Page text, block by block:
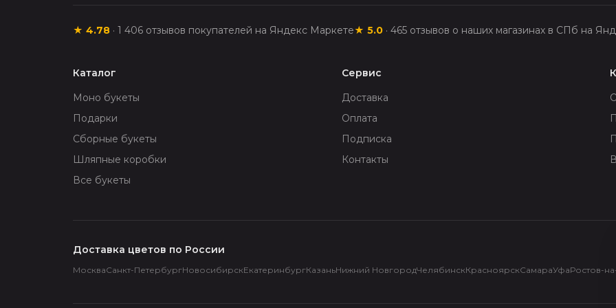
★ 4.78 · 1 406 отзывов покупателей на Яндекс Маркете★ 5.0 · 465 отзывов о наших магазинах в СПб на
Каталог
Моно букеты
Подарки
Сборные букеты
Шляпные коробки
Все букеты
Сервис
Доставка
Оплата
Подписка
Контакты
Доставка цветов по России
МоскваСанкт-ПетербургНовосибирскЕкатеринбургКазаньНижний НовгородЧелябинскКрасноярскСамараУфаРостов-